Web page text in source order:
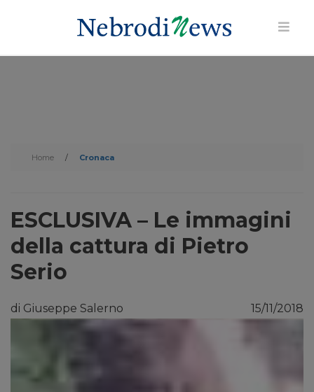
Home / Cronaca
ESCLUSIVA – Le immagini
della cattura di Pietro
Serio
di Giuseppe Salerno 15/11/2018